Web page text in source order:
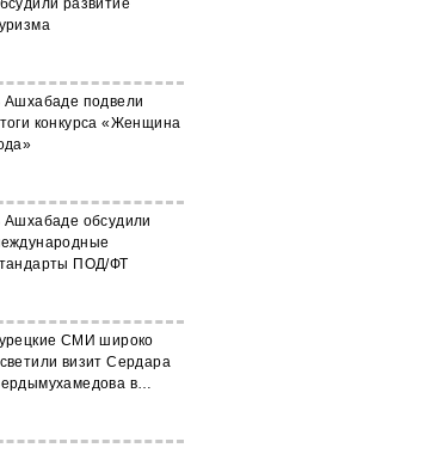
развитие
Ашхабаде подвели
конкурса «Женщина
Ашхабаде обсудили
ПОД/ФТ
СМИ широко
визит Сердара
в